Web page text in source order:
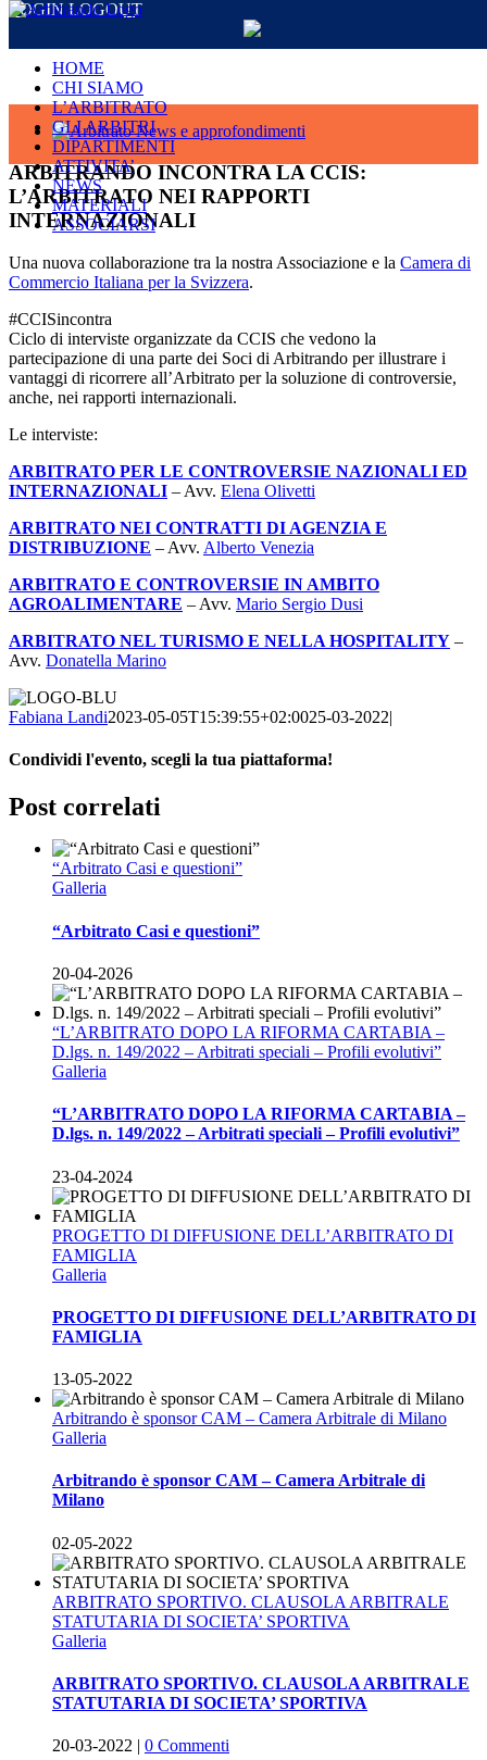
Salta
LOGINLOGOUT
HOME
CHI SIAMO
L’ARBITRATO
GLI ARBITRI
DIPARTIMENTI
ATTIVITA’
NEWS
MATERIALI
ASSOCIARSI
Ingrandisci
immagine
ARBITRANDO INCONTRA LA CCIS:
L’ARBITRATO NEI RAPPORTI
INTERNAZIONALI
Una nuova collaborazione tra la nostra Associazione e la Camera di
Commercio Italiana per la Svizzera.
#CCISincontra
Ciclo di interviste organizzate da CCIS che vedono la
partecipazione di una parte dei Soci di Arbitrando per illustrare i
vantaggi di ricorrere all’Arbitrato per la soluzione di controversie,
anche, nei rapporti internazionali.
Le interviste:
ARBITRATO PER LE CONTROVERSIE NAZIONALI ED
INTERNAZIONALI – Avv. Elena Olivetti
ARBITRATO NEI CONTRATTI DI AGENZIA E
DISTRIBUZIONE – Avv. Alberto Venezia
ARBITRATO E CONTROVERSIE IN AMBITO
AGROALIMENTARE – Avv. Mario Sergio Dusi
ARBITRATO NEL TURISMO E NELLA HOSPITALITY –
Avv. Donatella Marino
Fabiana Landi2023-05-05T15:39:55+02:0025-03-2022|
Condividi l'evento, scegli la tua piattaforma!
Facebook
Twitter
LinkedIn
WhatsApp
Email
Post correlati
“Arbitrato Casi e questioni”
Galleria
“Arbitrato Casi e questioni”
20-04-2026
“L’ARBITRATO DOPO LA RIFORMA CARTABIA –
D.lgs. n. 149/2022 – Arbitrati speciali – Profili evolutivi”
Galleria
“L’ARBITRATO DOPO LA RIFORMA CARTABIA –
D.lgs. n. 149/2022 – Arbitrati speciali – Profili evolutivi”
23-04-2024
PROGETTO DI DIFFUSIONE DELL’ARBITRATO DI
FAMIGLIA
Galleria
PROGETTO DI DIFFUSIONE DELL’ARBITRATO DI
FAMIGLIA
13-05-2022
Arbitrando è sponsor CAM – Camera Arbitrale di Milano
Galleria
Arbitrando è sponsor CAM – Camera Arbitrale di
Milano
02-05-2022
ARBITRATO SPORTIVO. CLAUSOLA ARBITRALE
STATUTARIA DI SOCIETA’ SPORTIVA
Galleria
ARBITRATO SPORTIVO. CLAUSOLA ARBITRALE
STATUTARIA DI SOCIETA’ SPORTIVA
20-03-2022 | 0 Commenti